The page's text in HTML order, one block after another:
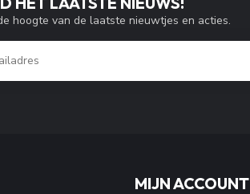
hoogte van de laatste nieuwtjes en acties.
MIJN ACCOUNT